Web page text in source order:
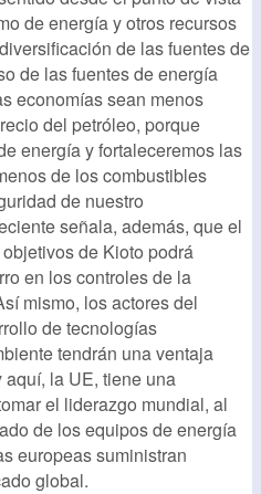
de energía y otros recursos
de las fuentes de
de las fuentes de energía
economías sean menos
del petróleo, porque
energía y fortaleceremos las
de los combustibles
de nuestro
señala, además, que el
de Kioto podrá
en los controles de la
mismo, los actores del
de tecnologías
tendrán una ventaja
la UE, tiene una
el liderazgo mundial, al
de los equipos de energía
europeas suministran
global.